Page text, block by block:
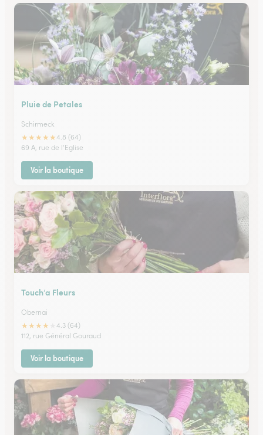
Pluie de Petales
Schirmeck
★★★★★4.8 (64)
69 A, rue de l'Eglise
Voir la boutique
Touch’a Fleurs
Obernai
★★★★
4.3 (64)
112, rue Général Gouraud
Voir la boutique